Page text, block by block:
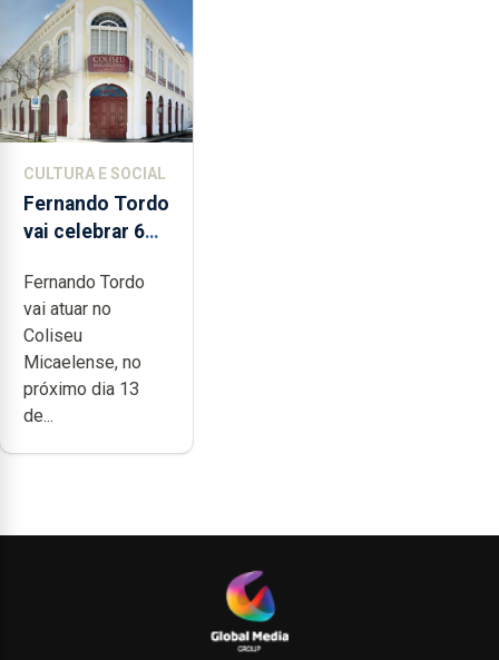
CULTURA E SOCIAL
Fernando Tordo
vai celebrar 60
no Coliseu
Micaelense
Fernando Tordo
vai atuar no
Coliseu
Micaelense, no
próximo dia 13
de...